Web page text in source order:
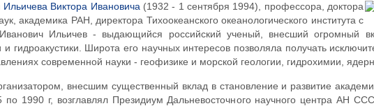
Ильичева Виктора Ивановича (1932 - 1 сентября 1994), профессора, доктора
академика РАН, директора Тихоокеанского океанологического института с
Ильичев - выдающийся российский ученый, внесший огромный
и гидроакустики. Широта его научных интересов позволяла получать
современной науки - геофизике и морской геологии, гидрохимии,
внесшим существенный вклад в становление и развитие
1990 г, возглавлял Президиум Дальневосточного научного центра АН